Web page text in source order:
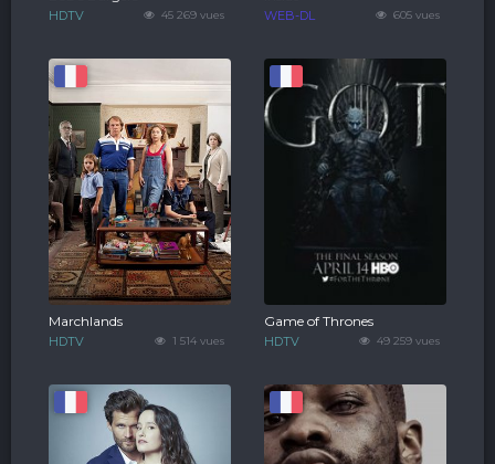
45 269 vues
HDTV 605 vues
WEB-DL
1 514 vues
Marchlands
HDTV 49 259 vues
Game of Thrones
HDTV